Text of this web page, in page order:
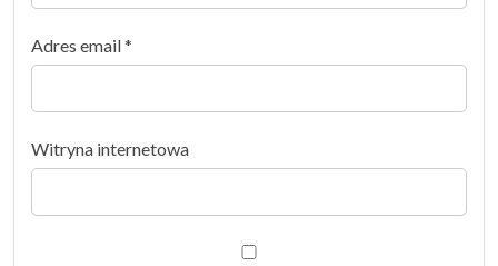
Adres email*
Witryna internetowa